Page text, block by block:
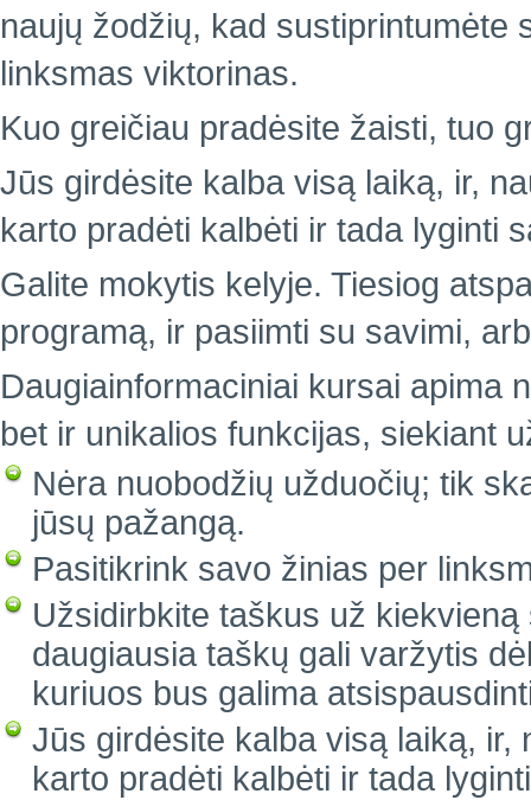
naujų žodžių, kad sustiprintumėte
linksmas viktorinas.
Kuo greičiau pradėsite žaisti, tuo
Jūs girdėsite kalba visą laiką, ir,
karto pradėti kalbėti ir tada lyginti
Galite mokytis kelyje. Tiesiog
programą, ir pasiimti su savimi,
Daugiainformaciniai kursai apima
bet ir unikalios funkcijas, siekiant
Nėra nuobodžių užduočių; tik
jūsų pažangą.
Pasitikrink savo žinias per
Užsidirbkite taškus už
daugiausia taškų gali varžytis
kuriuos bus galima
Jūs girdėsite kalba visą laiką, ir,
karto pradėti kalbėti ir tada